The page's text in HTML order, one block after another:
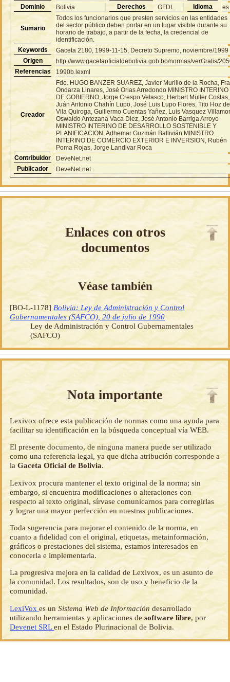
Dominio
Bolivia Derechos GFDL Idioma es
Sumario
Todos los funcionarios que presten servicios en las entidades
del sector público deben portar en un lugar visible durante su
horario de trabajo, a partir de la fecha, la credencial de
identificación.
Keywords
Gaceta 2180, 1999-11-15, Decreto Supremo, noviembre/1999
Origen
http://www.gacetaoficialdebolivia.gob.bo/normas/verGratis/
Referencias
1990b.lexml
Creador
Fdo. HUGO BANZER SUAREZ, Javier Murillo de la Rocha,
Ondarza Linares, José Orias Arredondo MINISTRO INTERINO
DE GOBIERNO, Jorge Crespo Velasco, Herbert Müller Costas,
Juán Antonio Chahín Lupo, José Luis Lupo Flores, Tito Hoz de
Vila Quiroga, Guillermo Cuentas Yañez, Luis Vasquez
Oswaldo Antezana Vaca Diez, José Antonio Barriga Arroyo
MINISTRO INTERINO DE DESARROLLO SOSTENIBLE Y
PLANIFICACION, Adhemar Guzmán Ballivián MINISTRO
INTERINO DE COMERCIO EXTERIOR E INVERSION, Rubén
Poma Rojas, Jorge Landivar Roca
Contribuidor
DeveNet.net
Publicador
DeveNet.net
Enlaces con otros
documentos
Véase también
[BO-L-1178] Bolivia: Ley de Administración y Control
Gubernamentales (SAFCO), 20 de julio de 1990
Ley de Administración y Control Gubernamentales
(SAFCO)
Nota importante
Lexivox ofrece esta publicación de normas como una ayuda para
facilitar su identificación en la búsqueda conceptual vía WEB.
El presente documento, de ninguna manera puede ser utilizado
como una referencia legal, ya que dicha atribución corresponde a
laGaceta Oficial de Bolivia.
Lexivox procura mantener el texto original de la norma; sin
embargo, si encuentra modificaciones o alteraciones con
respecto al texto original, sírvase comunicarnos para corregirlas
y lograr una mayor perfección en nuestras publicaciones.
Toda sugerencia para mejorar el contenido de la norma, en
cuanto a fidelidad con el original, etiquetas, metainformación,
gráficos o prestaciones del sistema, estamos interesados en
conocerla e implementarla.
La progresiva mejora en la calidad de Lexivox, es un asunto de
la comunidad. Los resultados, son de uso y beneficio de la
comunidad.
LexiVoxes unSistema Web de Información desarrollado
utilizando herramientas y aplicaciones desoftware libre, por
Devenet SRLen el Estado Plurinacional de Bolivia.